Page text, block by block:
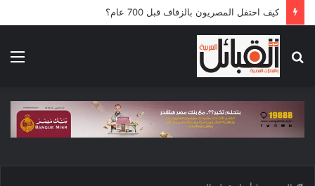
كيف احتفل المصريون بالزفاف قبل 700 عام؟
عن